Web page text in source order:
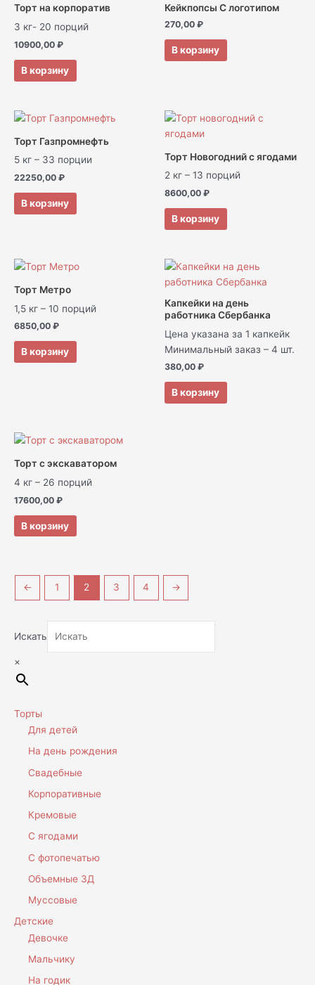
Торт на корпоратив
3 кг- 20 порций
10900,00 ₽
В корзину
Кейкпопсы С логотипом
270,00 ₽
В корзину
Торт Газпромнефть
5 кг – 33 порции
22250,00 ₽
В корзину
Торт Новогодний с ягодами
2 кг – 13 порций
8600,00 ₽
В корзину
Торт Метро
1,5 кг – 10 порций
6850,00 ₽
В корзину
Капкейки на день
работника Сбербанка
Цена указана за 1 капкейк
Минимальный заказ – 4 шт.
380,00 ₽
В корзину
Торт с экскаватором
4 кг – 26 порций
17600,00 ₽
В корзину
← 1 2 3 4 →
Искать
×
Торты
Для детей
На день рождения
Свадебные
Корпоративные
Кремовые
С ягодами
С фотопечатью
Объемные 3Д
Муссовые
Детские
Девочке
Мальчику
На годик